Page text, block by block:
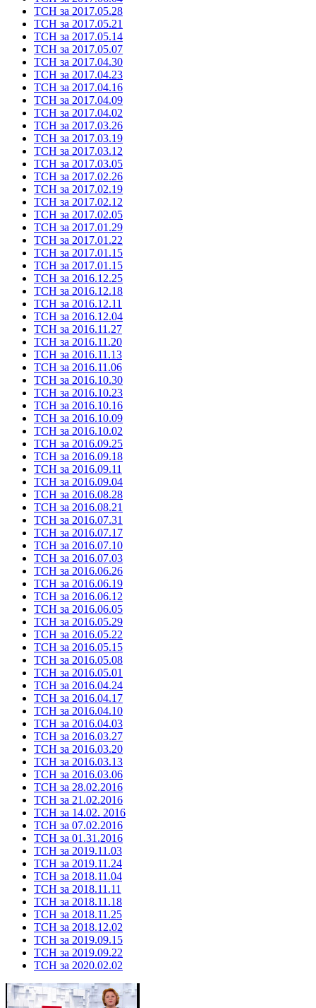
ТСН за 2017.05.28
ТСН за 2017.05.21
ТСН за 2017.05.14
ТСН за 2017.05.07
ТСН за 2017.04.30
ТСН за 2017.04.23
ТСН за 2017.04.16
ТСН за 2017.04.09
ТСН за 2017.04.02
ТСН за 2017.03.26
ТСН за 2017.03.19
ТСН за 2017.03.12
ТСН за 2017.03.05
ТСН за 2017.02.26
ТСН за 2017.02.19
ТСН за 2017.02.12
ТСН за 2017.02.05
ТСН за 2017.01.29
ТСН за 2017.01.22
ТСН за 2017.01.15
ТСН за 2017.01.15
ТСН за 2016.12.25
ТСН за 2016.12.18
ТСН за 2016.12.11
ТСН за 2016.12.04
ТСН за 2016.11.27
ТСН за 2016.11.20
ТСН за 2016.11.13
ТСН за 2016.11.06
ТСН за 2016.10.30
ТСН за 2016.10.23
ТСН за 2016.10.16
ТСН за 2016.10.09
ТСН за 2016.10.02
ТСН за 2016.09.25
ТСН за 2016.09.18
ТСН за 2016.09.11
ТСН за 2016.09.04
ТСН за 2016.08.28
ТСН за 2016.08.21
ТСН за 2016.07.31
ТСН за 2016.07.17
ТСН за 2016.07.10
ТСН за 2016.07.03
ТСН за 2016.06.26
ТСН за 2016.06.19
ТСН за 2016.06.12
ТСН за 2016.06.05
ТСН за 2016.05.29
ТСН за 2016.05.22
ТСН за 2016.05.15
ТСН за 2016.05.08
ТСН за 2016.05.01
ТСН за 2016.04.24
ТСН за 2016.04.17
ТСН за 2016.04.10
ТСН за 2016.04.03
ТСН за 2016.03.27
ТСН за 2016.03.20
ТСН за 2016.03.13
ТСН за 2016.03.06
ТСН за 28.02.2016
ТСН за 21.02.2016
ТСН за 14.02. 2016
ТСН за 07.02.2016
ТСН за 01.31.2016
ТСН за 2019.11.03
ТСН за 2019.11.24
ТСН за 2018.11.04
ТСН за 2018.11.11
ТСН за 2018.11.18
ТСН за 2018.11.25
ТСН за 2018.12.02
ТСН за 2019.09.15
ТСН за 2019.09.22
ТСН за 2020.02.02